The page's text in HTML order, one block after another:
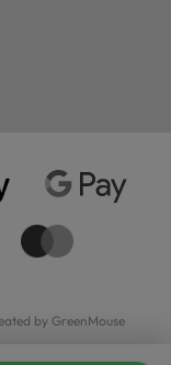
by GreenMouse